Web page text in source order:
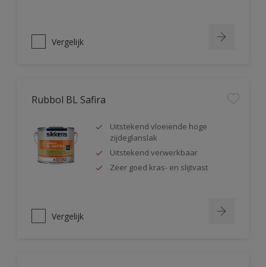
Vergelijk
Rubbol BL Safira
Uitstekend vloeiende hoge
zijdeglanslak
Uitstekend verwerkbaar
Zeer goed kras- en slijtvast
Vergelijk